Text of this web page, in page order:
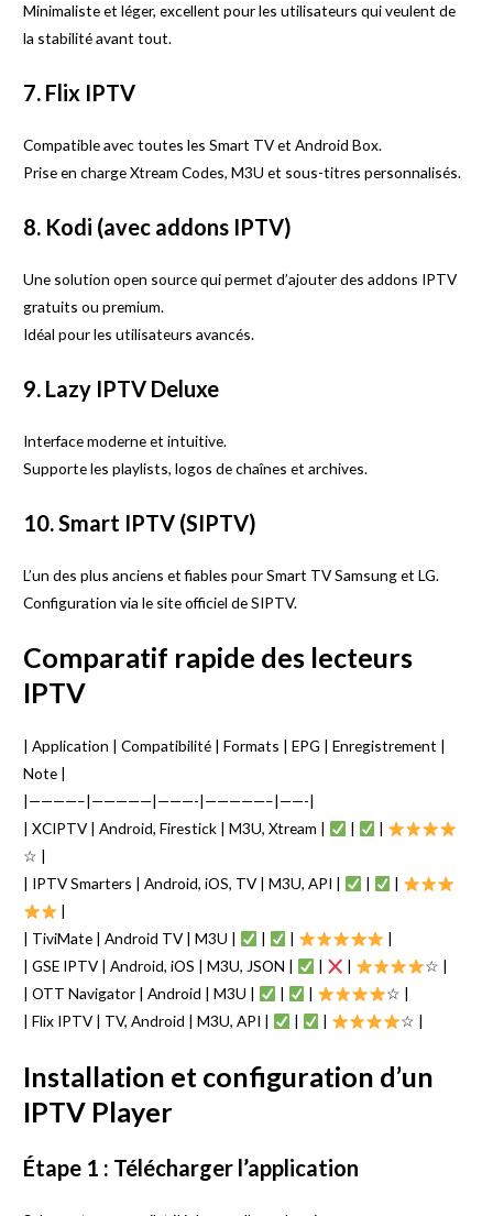
Minimaliste et léger, excellent pour les utilisateurs qui veulent de
la stabilité avant tout.
7. Flix IPTV
Compatible avec toutes les Smart TV et Android Box.
Prise en charge Xtream Codes, M3U et sous-titres personnalisés.
8. Kodi (avec addons IPTV)
Une solution open source qui permet d’ajouter des addons IPTV
gratuits ou premium.
Idéal pour les utilisateurs avancés.
9. Lazy IPTV Deluxe
Interface moderne et intuitive.
Supporte les playlists, logos de chaînes et archives.
10.Smart IPTV (SIPTV)
L’un des plus anciens et fiables pour Smart TV Samsung et LG.
Configuration via le site officiel de SIPTV.
Comparatif rapide des lecteurs
IPTV
| Application | Compatibilité | Formats | EPG | Enregistrement |
Note |
|————–|—————|———-|—————–|——-|
| XCIPTV | Android, Firestick | M3U, Xtream |
☆ |
| IPTV Smarters | Android, iOS, TV | M3U, API |
| TiviMate | Android TV | M3U |
| GSE IPTV | Android, iOS | M3U, JSON |
☆ |
| OTT Navigator | Android | M3U |
☆ |
| Flix IPTV | TV, Android | M3U, API |
☆ |
Installation et configuration d’un
IPTV Player
Étape 1 : Télécharger l’application